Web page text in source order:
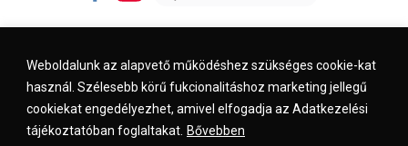
Weboldalunk az alapvető működéshez szükséges cookie-kat
használ. Szélesebb körű fukcionalitáshoz marketing jellegű
cookiekat engedélyezhet, amivel elfogadja az Adatkezelési
tájékoztatóban foglaltakat. Bővebben
Impresszum Kapcsolat Jogi nyilatkozat